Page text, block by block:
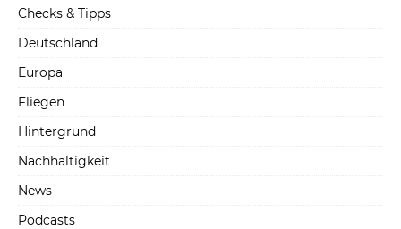
Checks & Tipps
Deutschland
Europa
Fliegen
Hintergrund
Nachhaltigkeit
News
Podcasts